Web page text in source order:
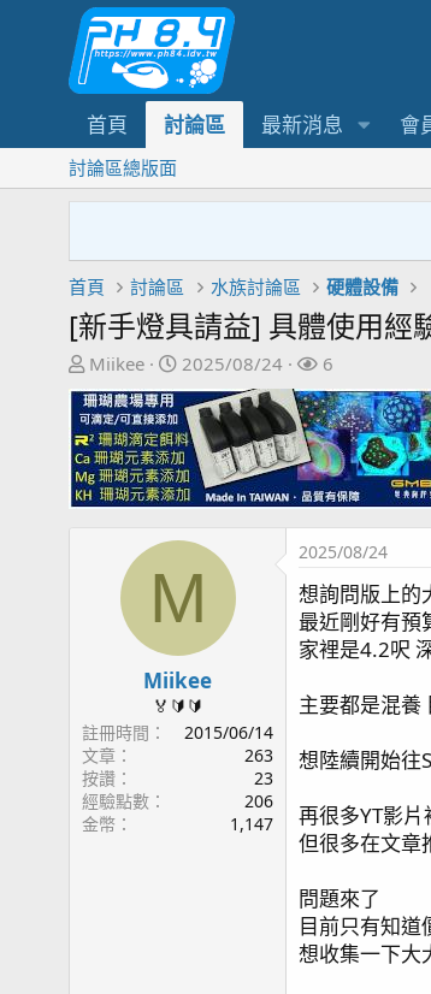
首頁 討論區 最新消息 會
討論區總版面
首頁 討論區 水族討論區 硬體設備
[新手燈具請益] 具體使用經
主
題
發
起
人
Miikee
開
始
日
期
2025/08/24
關
注
者
6
M
Miikee
🏅🔰🔰
註冊時間
2015/06/14
文章
263
按讚
23
經驗點數
206
金幣
1,147
2025/08/24
想詢問版上的
最近剛好有預
家裡是4.2呎
主要都是混養
想陸續開始往
再很多YT影
但很多在文章
問題來了
目前只有知道
想收集一下大